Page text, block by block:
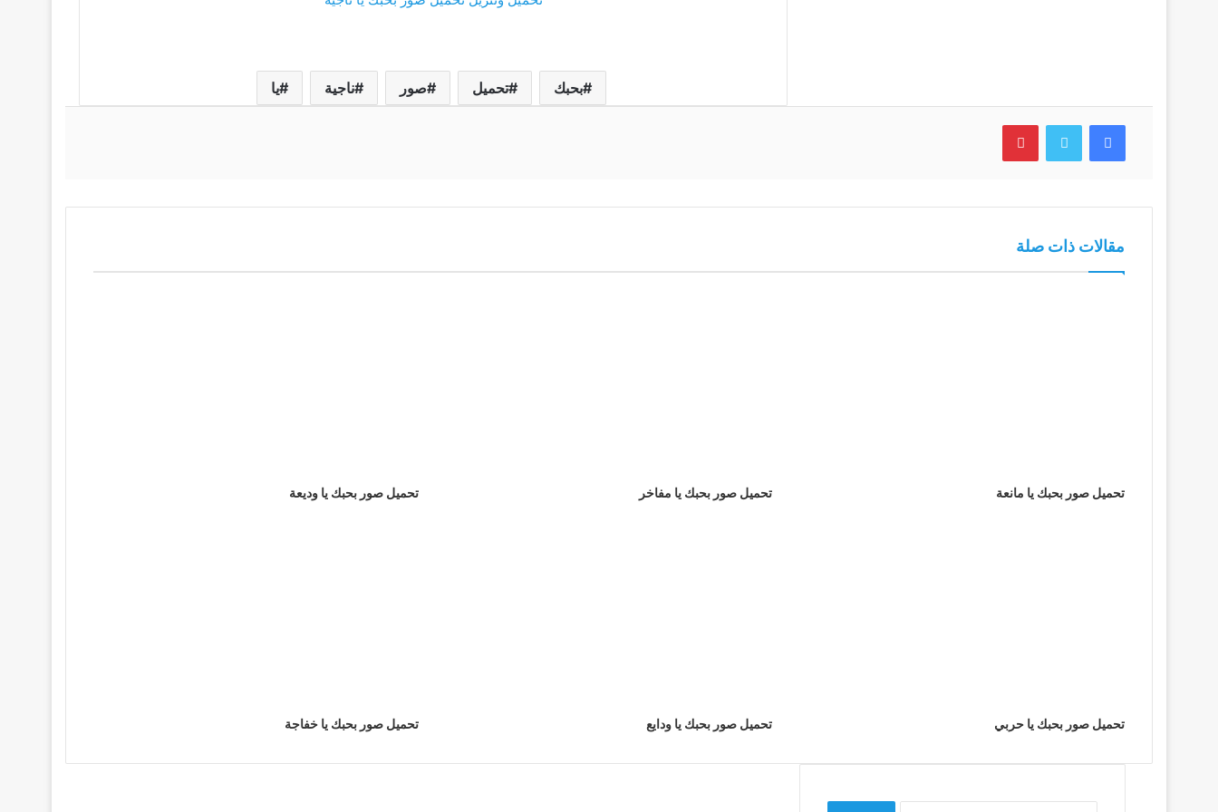
بحبك تحميل صور ناجية يا
فيسبوك تويتر بينتيريست
مقالات ذات صلة
تحميل صور بحبك يا مانعة تحميل صور بحبك يا مفاخر تحميل صور بحبك يا وديعة
تحميل صور بحبك يا حربي تحميل صور بحبك يا ودايع تحميل صور بحبك يا خفاجة